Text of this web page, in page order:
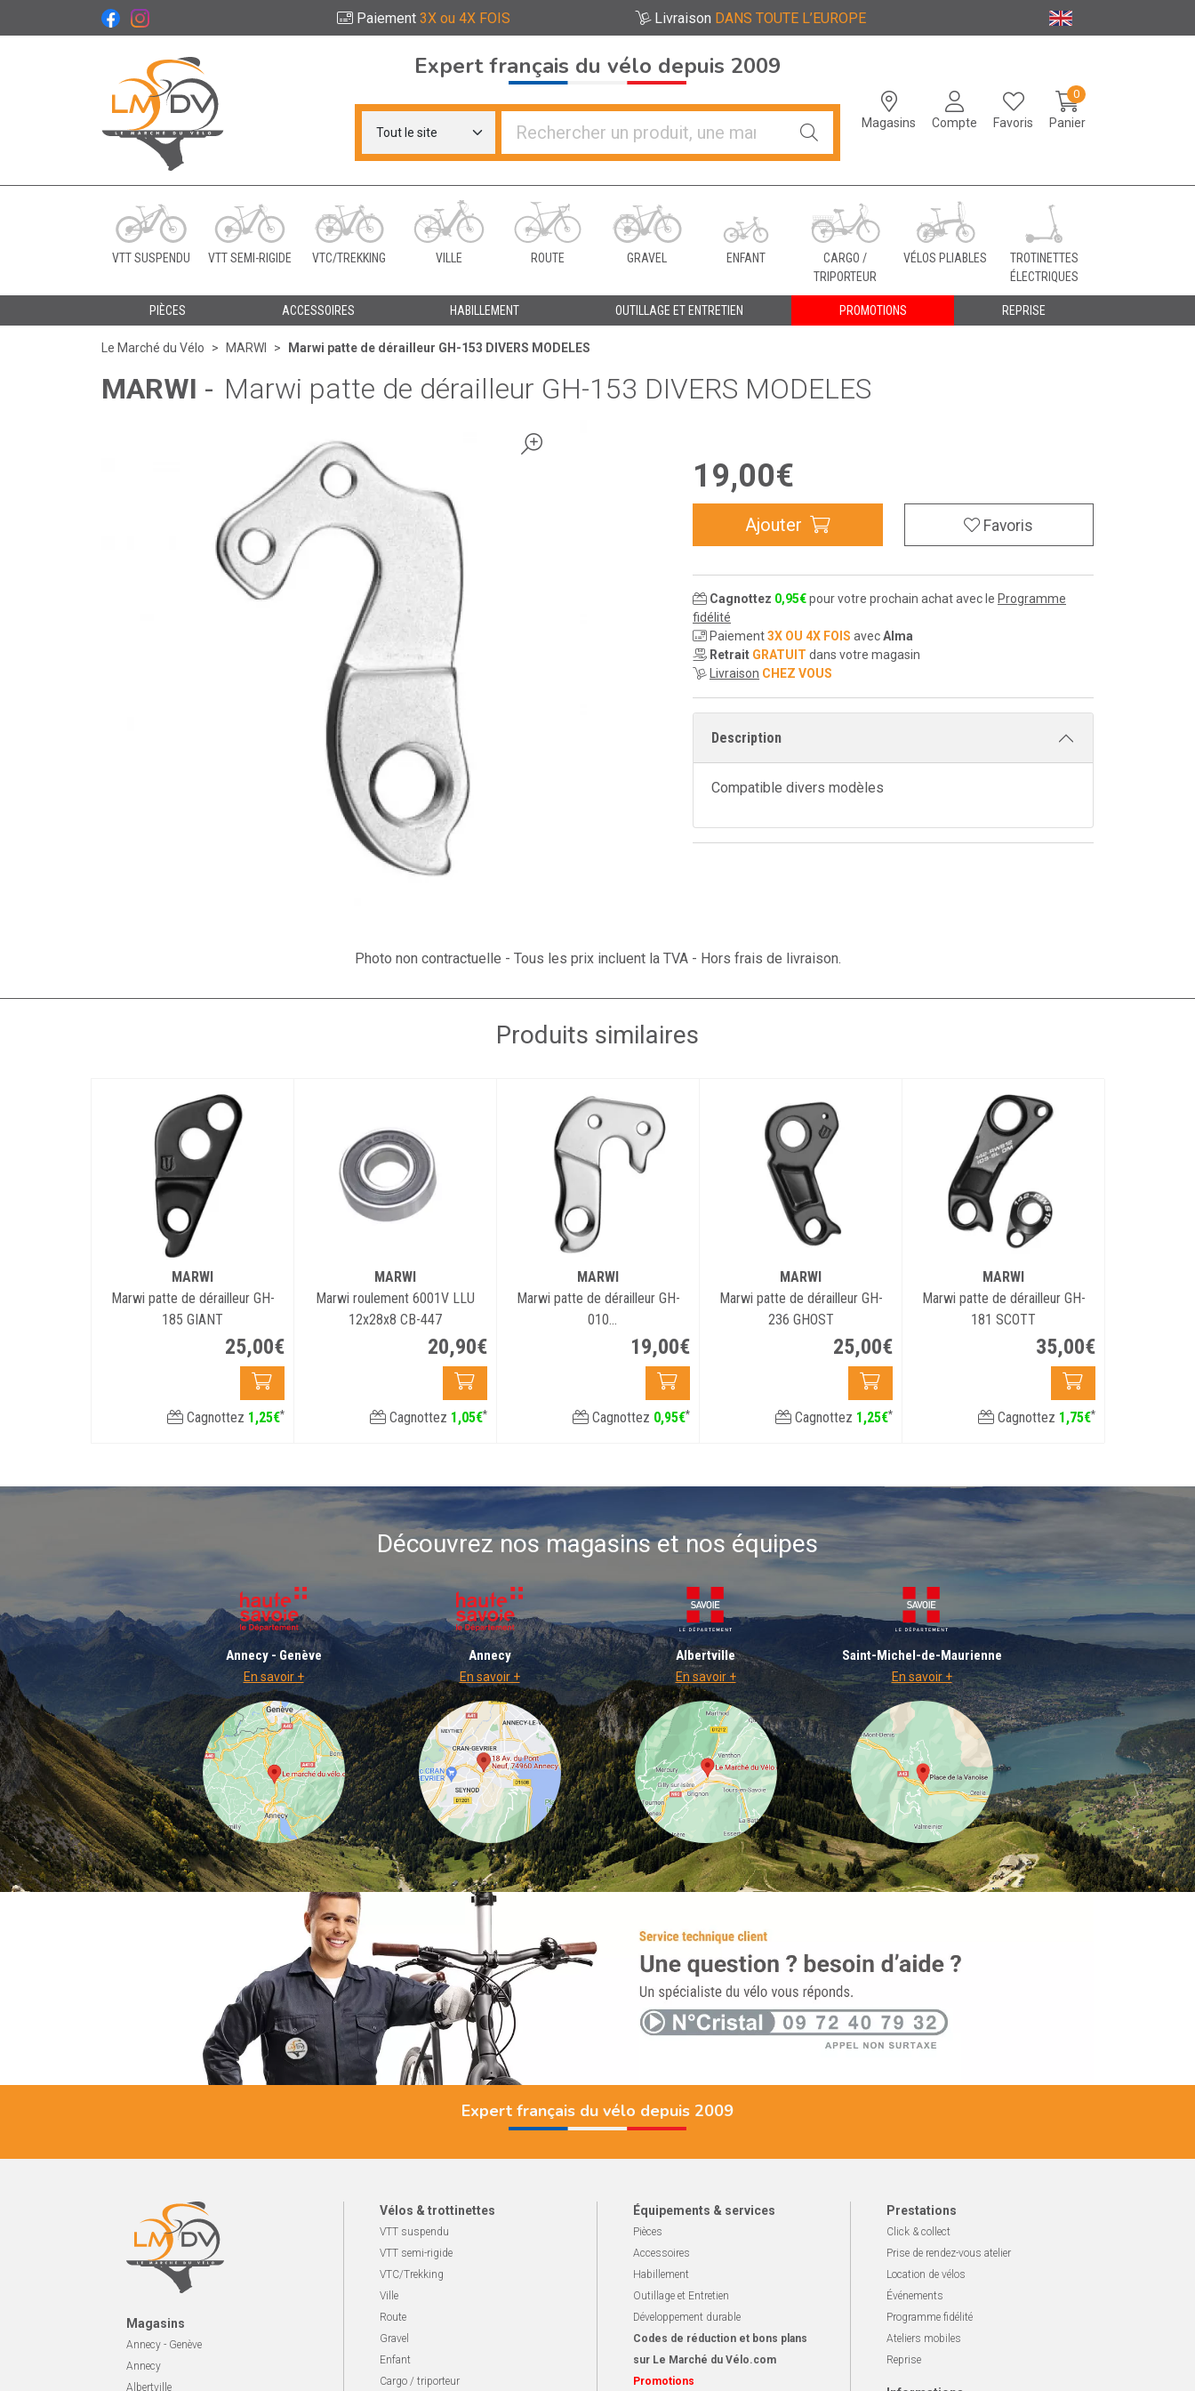
Paiement 3X ou 4X FOIS Livraison DANS TOUTE L’EUROPE
Le Marché du Vélo Votre distributeurs de vélo
Magasins Compte Favoris Panier
0
Expert français du vélo depuis 2009
VTT SUSPENDU VTT SEMI-RIGIDE VTC/TREKKING VILLE ROUTE GRAVEL ENFANT
CARGO /
TRIPORTEUR
VÉLOS PLIABLES
TROTINETTES
ÉLECTRIQUES
PIÈCES ACCESSOIRES HABILLEMENT OUTILLAGE ET ENTRETIEN PROMOTIONS REPRISE
Le Marché du Vélo MARWI Marwi patte de dérailleur GH-153 DIVERS MODELES
MARWI - Marwi patte de dérailleur GH-153 DIVERS MODELES
19,00€
Ajouter Favoris
Cagnottez 0,95€pour votre prochain achat avec le Programme
fidélité
Paiement3X OU 4X FOIS avecAlma
Retrait GRATUIT dans votre magasin
Livraison CHEZ VOUS
Description
Compatible divers modèles
Photo non contractuelle - Tous les prix incluent la TVA - Hors frais de livraison.
Produits similaires
MARWI
Marwi patte de dérailleur GH-
185 GIANT
25,00€
Cagnottez 1,25€*
MARWI
Marwi roulement 6001V LLU
12x28x8 CB-447
20,90€
Cagnottez 1,05€*
MARWI
Marwi patte de dérailleur GH-
010
FOCUS/BMC/BULLS/UNIVEGA...
19,00€
Cagnottez 0,95€*
MARWI
Marwi patte de dérailleur GH-
236 GHOST
25,00€
Cagnottez 1,25€*
MARWI
Marwi patte de dérailleur GH-
181 SCOTT
35,00€
Cagnottez 1,75€*
Découvrez nos magasins et nos équipes
Annecy - Genève
En savoir +
Annecy
En savoir +
Albertville
En savoir +
Saint-Michel-de-Maurienne
En savoir +
Expert français du vélo depuis 2009
Magasins
Annecy - Genève
Annecy
Albertville
Vélos & trottinettes
VTT suspendu
VTT semi-rigide
VTC/Trekking
Ville
Route
Gravel
Enfant
Cargo / triporteur
Équipements & services
Pièces
Accessoires
Habillement
Outillage et Entretien
Développement durable
Codes de réduction et bons plans
sur Le Marché du Vélo.com
Promotions
Prestations
Click & collect
Prise de rendez-vous atelier
Location de vélos
Événements
Programme fidélité
Ateliers mobiles
Reprise